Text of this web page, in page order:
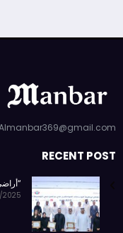
RECENT POST
2025